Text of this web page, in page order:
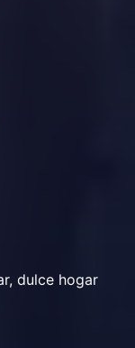
dulce hogar